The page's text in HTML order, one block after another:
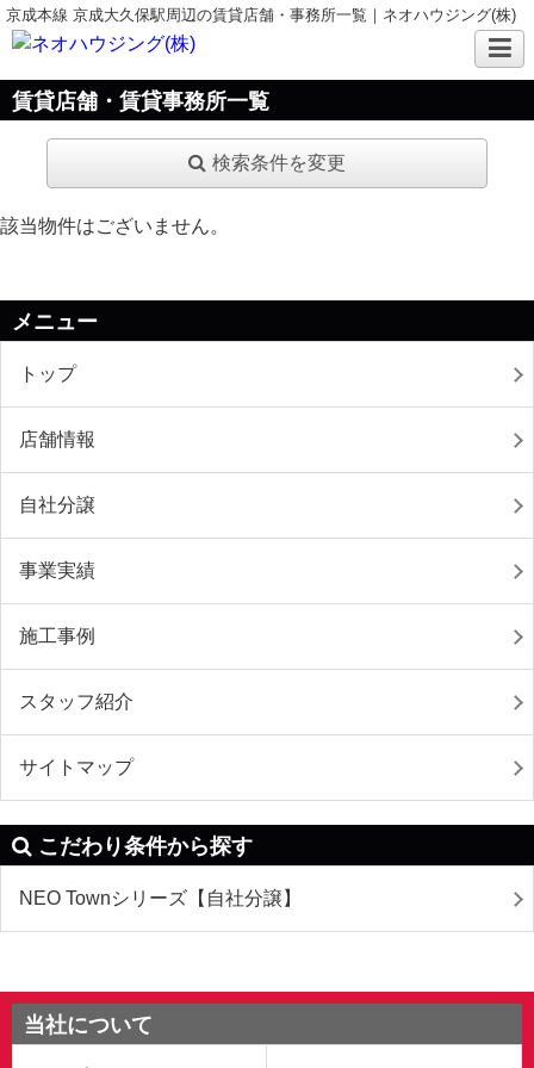
京成本線 京成大久保駅周辺の賃貸店舗・事務所一覧｜ネオハウジング(株)
賃貸店舗・賃貸事務所一覧
検索条件を変更
該当物件はございません。
メニュー
トップ
店舗情報
自社分譲
事業実績
施工事例
スタッフ紹介
サイトマップ
こだわり条件から探す
NEO Townシリーズ【自社分譲】
当社について